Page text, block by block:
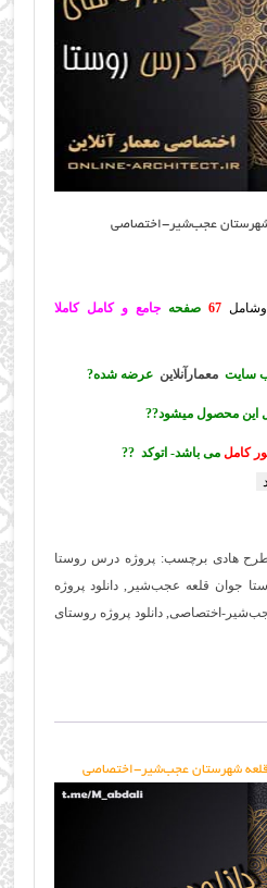
شهرستان عجب‌شیر-اختصاصی
وشامل67 صفحه جامع و کامل کاملا
سایتمعمارآنلاین عرضه شده?
این محصول میشود??
کامل می باشد- اتوکد ??
هادی برچسب: پروژه درس روستا
جوان قلعه عجب‌شیر , دانلود پروژه
اختصاصی,دانلود پروژه روستای
قلعه شهرستان عجب‌شیر-اختصاصی